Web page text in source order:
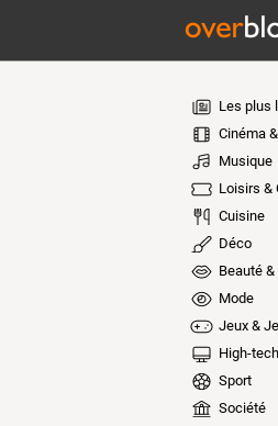
Les plus
Cinéma
Musique
Loisirs &
Cuisine
Déco
Beauté
Mode
Jeux &
High-tech
Sport
Société